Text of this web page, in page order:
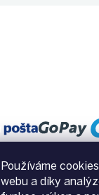
Používáme
webu a díky